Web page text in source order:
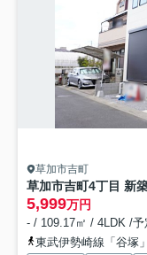
草加市吉町
草加市吉町4丁目 新
5,999万円
- / 109.17㎡ / 4LDK /予
東武伊勢崎線「谷塚